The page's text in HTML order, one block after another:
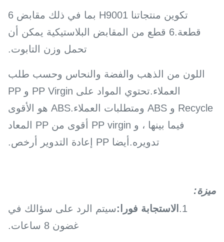
تكوين منتجاتنا H9001 بما في ذلك مقابض 6
قطعة.6 قطع من المقابض البلاستيكية يمكن أن
تحمل وزن التابوت.
اللون من الذهب والفضة والنحاس وحسب طلب
العملاء.تحتوي المواد على PP Virgin و PP
Recycle و ABS ومتطلبات العملاء.ABS هو الأقوى
فيما بينها ، و PP virgin أقوى من PP المعاد
تدويره.أيضا PP إعادة التدوير أرخص.
ميزة:
1. الاستجابة فورا:سيتم الرد على سؤالك في
غضون 8 ساعات.